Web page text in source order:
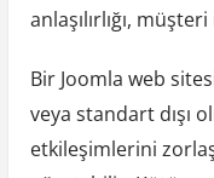
anlaşılırlığı,
Bir Joomla web
veya standart dışı
etkileşimlerini